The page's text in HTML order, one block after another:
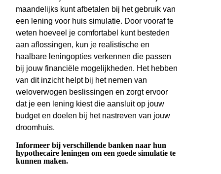
maandelijks kunt afbetalen bij het gebruik van
een lening voor huis simulatie. Door vooraf te
weten hoeveel je comfortabel kunt besteden
aan aflossingen, kun je realistische en
haalbare leningopties verkennen die passen
bij jouw financiële mogelijkheden. Het hebben
van dit inzicht helpt bij het nemen van
weloverwogen beslissingen en zorgt ervoor
dat je een lening kiest die aansluit op jouw
budget en doelen bij het nastreven van jouw
droomhuis.
Informeer bij verschillende banken naar hun
hypothecaire leningen om een goede simulatie te
kunnen maken.